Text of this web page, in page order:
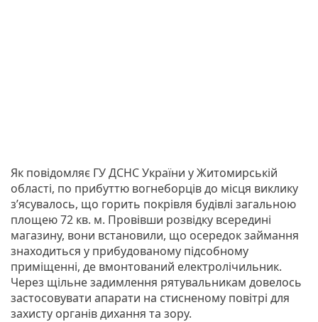
Як повідомляє ГУ ДСНС України у Житомирській
області, по прибуттю вогнеборців до місця виклику
з’ясувалось, що горить покрівля будівлі загальною
площею 72 кв. м. Провівши розвідку всередині
магазину, вони встановили, що осередок займання
знаходиться у прибудованому підсобному
приміщенні, де вмонтований електролічильник.
Через щільне задимлення рятувальникам довелось
застосовувати апарати на стисненому повітрі для
захисту органів дихання та зору.